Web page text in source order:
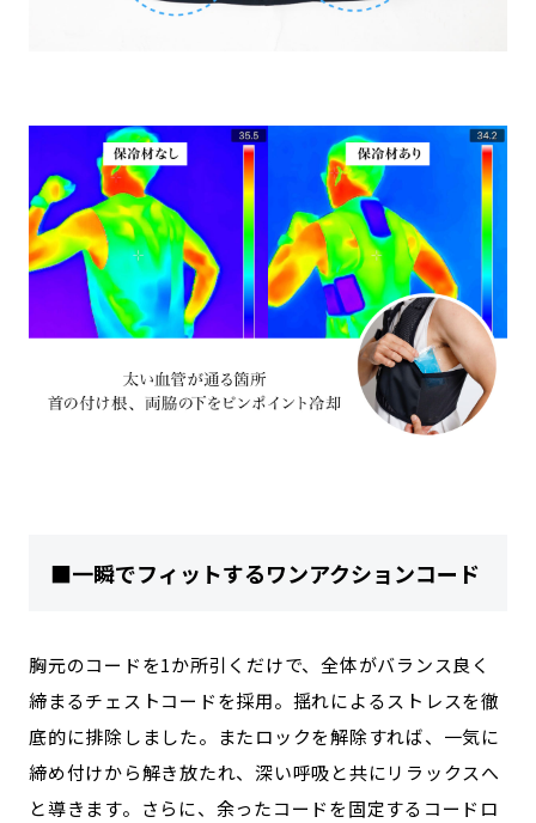
■一瞬でフィットするワンアクションコード
胸元のコードを1か所引くだけで、全体がバランス良く
締まるチェストコードを採用。揺れによるストレスを徹
底的に排除しました。またロックを解除すれば、一気に
締め付けから解き放たれ、深い呼吸と共にリラックスへ
と導きます。さらに、余ったコードを固定するコードロ